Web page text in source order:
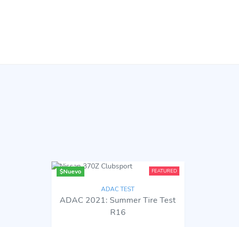
FEATURED
$Nuevo
ADAC TEST
ADAC 2021: Summer Tire Test
R16